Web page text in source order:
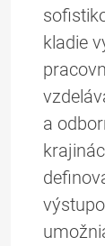
kladie
a